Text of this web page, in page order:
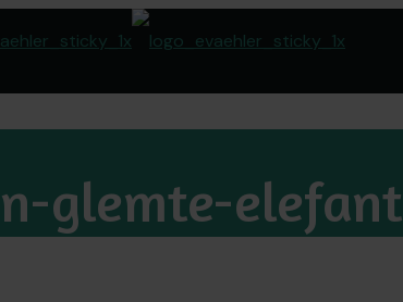
glemte-elefant